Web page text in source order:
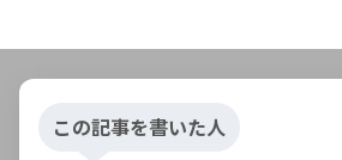
この記事を書いた人